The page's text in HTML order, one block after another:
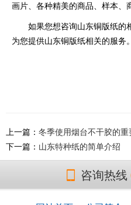
画片、各种精美的商品、样本、
如果您想咨询山东铜版纸的
为您提供山东铜版纸相关的服务。
上一篇： 冬季使用烟台不干胶的重
下一篇： 山东特种纸的简单介绍
咨询热线